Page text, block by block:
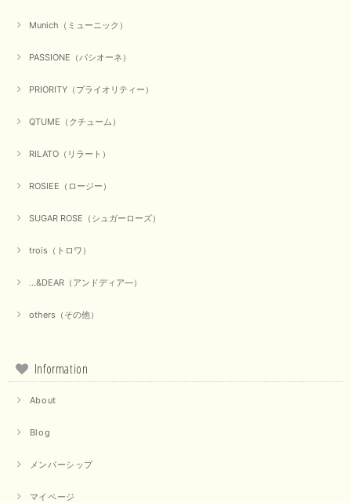
Munich（ミューニック）
PASSIONE（パシオーネ）
PRIORITY（プライオリティー）
QTUME（クチューム）
RILATO（リラート）
ROSIEE（ロージー）
SUGAR ROSE（シュガーローズ）
trois（トロワ）
...&DEAR（アンドディア―）
others（その他）
Information
About
Blog
メンバーシップ
マイページ